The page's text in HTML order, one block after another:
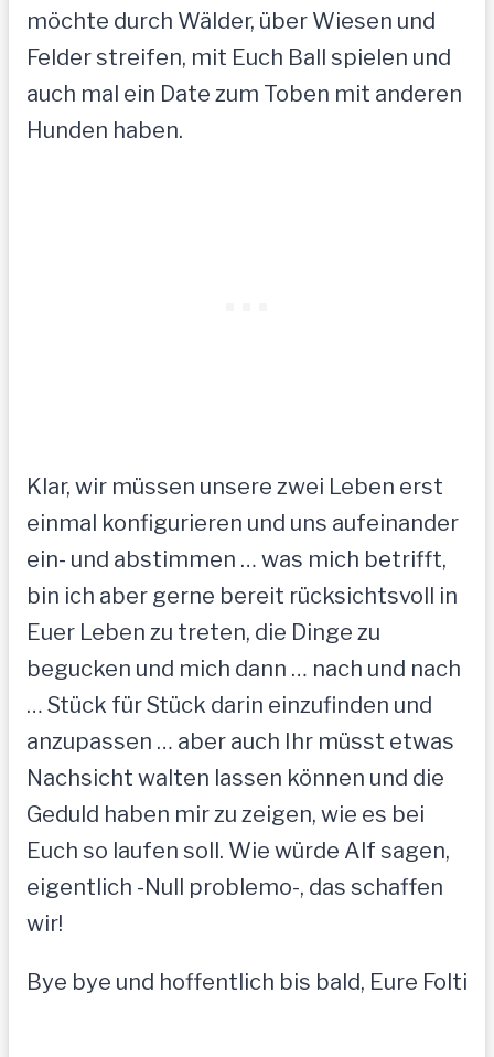
möchte durch Wälder, über Wiesen und
Felder streifen, mit Euch Ball spielen und
auch mal ein Date zum Toben mit anderen
Hunden haben.
Klar, wir müssen unsere zwei Leben erst
einmal konfigurieren und uns aufeinander
ein- und abstimmen … was mich betrifft,
bin ich aber gerne bereit rücksichtsvoll in
Euer Leben zu treten, die Dinge zu
begucken und mich dann … nach und nach
… Stück für Stück darin einzufinden und
anzupassen … aber auch Ihr müsst etwas
Nachsicht walten lassen können und die
Geduld haben mir zu zeigen, wie es bei
Euch so laufen soll. Wie würde Alf sagen,
eigentlich -Null problemo-, das schaffen
wir!
Bye bye und hoffentlich bis bald, Eure Folti